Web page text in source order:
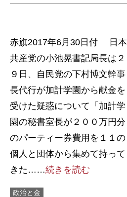
赤旗2017年6月30日付 日本
共産党の小池晃書記局長は２
９日、自民党の下村博文幹事
長代行が加計学園から献金を
受けた疑惑について「加計学
園の秘書室長が２００万円分
のパーティー券費用を１１の
個人と団体から集めて持って
きた……続きを読む
政治と金